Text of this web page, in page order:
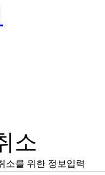
소
소를 위한 정보입력